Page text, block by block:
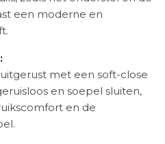
een moderne en
met een soft-close
en soepel sluiten,
en de